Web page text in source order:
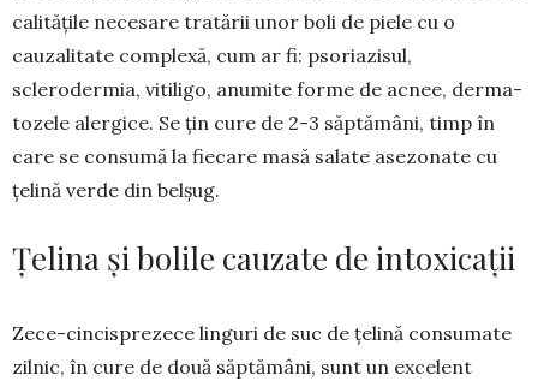
calitățile necesare tratării unor boli de piele cu o
cauzalitate complexă, cum ar fi: psoriazisul,
sclerodermia, vitiligo, anumite forme de acnee, der­ma­
tozele alergice. Se țin cure de 2-3 săptămâni, timp în
care se consumă la fiecare masă salate asezonate cu
țelină verde din belșug.
Țelina și bolile cauzate de intoxicații
Zece-cincisprezece linguri de suc de țeli­nă con­su­mate
zilnic, în cure de două săptă­mâni, sunt un exce­lent